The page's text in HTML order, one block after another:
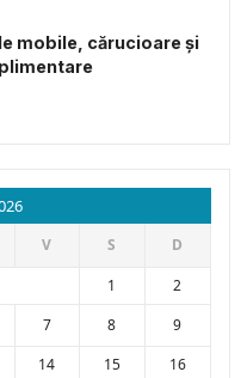
mobile, cărucioare și
V S
D
1
2
7 8
9
14 15
16